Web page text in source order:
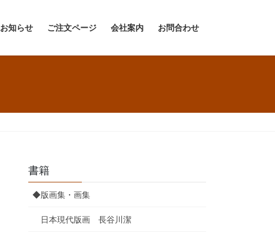
お知らせ ご注文ページ 会社案内 お問合わせ
書籍
◆版画集・画集
日本現代版画 長谷川潔